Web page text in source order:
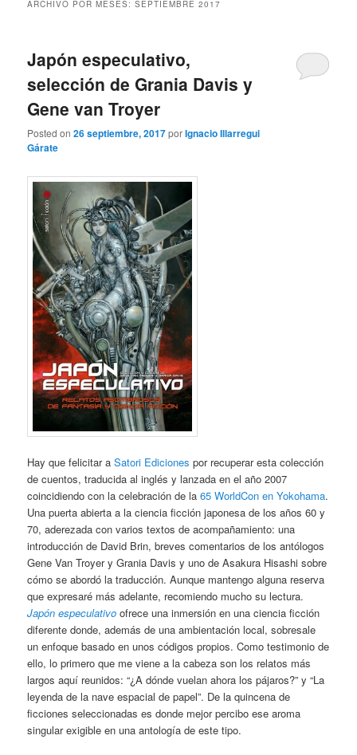
ARCHIVO POR MESES:SEPTIEMBRE 2017
Japón especulativo,
selección de Grania Davis y
Gene van Troyer
Posted on26 septiembre, 2017porIgnacio Illarregui
Gárate
Hay que felicitar aSatori Ediciones por recuperar esta colección
de cuentos, traducida al inglés y lanzada en el año 2007
coincidiendo con la celebración de la65 WorldCon en Yokohama.
Una puerta abierta a la ciencia ficción japonesa de los años 60 y
70, aderezada con varios textos de acompañamiento: una
introducción de David Brin, breves comentarios de los antólogos
Gene Van Troyer y Grania Davis y uno de Asakura Hisashi sobre
cómo se abordó la traducción. Aunque mantengo alguna reserva
que expresaré más adelante, recomiendo mucho su lectura.
Japón especulativo ofrece una inmersión en una ciencia ficción
diferente donde, además de una ambientación local, sobresale
un enfoque basado en unos códigos propios. Como testimonio de
ello, lo primero que me viene a la cabeza son los relatos más
largos aquí reunidos: “¿A dónde vuelan ahora los pájaros?” y “La
leyenda de la nave espacial de papel”. De la quincena de
ficciones seleccionadas es donde mejor percibo ese aroma
singular exigible en una antología de este tipo.